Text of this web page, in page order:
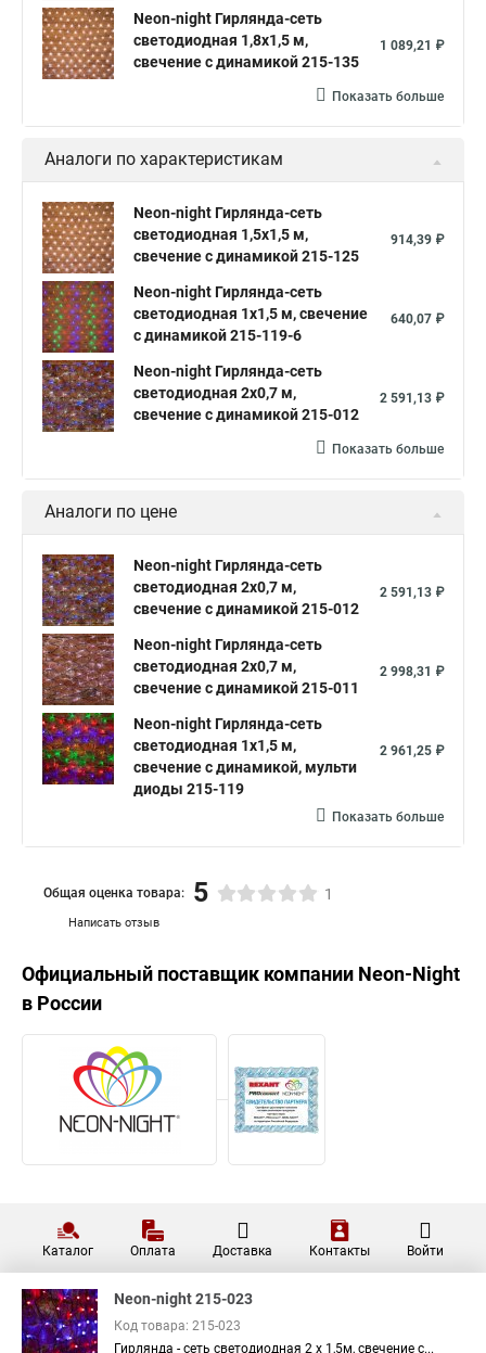
Neon-night Гирлянда-сеть
светодиодная 1,8х1,5 м,
свечение с динамикой 215-135
1 089,21 ₽
Показать больше
Аналоги по характеристикам
Neon-night Гирлянда-сеть
светодиодная 1,5х1,5 м,
свечение с динамикой 215-125
914,39 ₽
Neon-night Гирлянда-сеть
светодиодная 1х1,5 м, свечение
с динамикой 215-119-6
640,07 ₽
Neon-night Гирлянда-сеть
светодиодная 2х0,7 м,
свечение с динамикой 215-012
2 591,13 ₽
Показать больше
Аналоги по цене
Neon-night Гирлянда-сеть
светодиодная 2х0,7 м,
свечение с динамикой 215-012
2 591,13 ₽
Neon-night Гирлянда-сеть
светодиодная 2х0,7 м,
свечение с динамикой 215-011
2 998,31 ₽
Neon-night Гирлянда-сеть
светодиодная 1х1,5 м,
свечение с динамикой, мульти
диоды 215-119
2 961,25 ₽
Показать больше
Написать отзыв
Общая оценка товара: 5 1
Официальный поставщик компании Neon-Night
в России
Каталог Оплата Доставка Контакты Войти
Neon-night 215-023
Код товара: 215-023
Гирлянда - сеть светодиодная 2 х 1,5м, свечение с...